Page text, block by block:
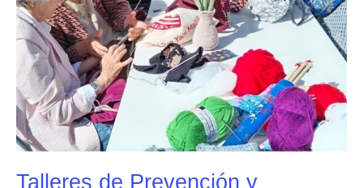
Talleres de Prevención y
Soledad